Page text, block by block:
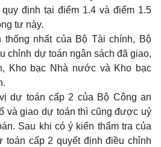
định tại điểm 1.4 và điểm 1.5
tư này.
nhất của Bộ Tài chính, Bộ
chỉnh dự toán ngân sách đã giao,
Kho bạc Nhà nước và Kho bạc
dự toán cấp 2 của Bộ Công an
và giao dự toán thì cũng được uỷ
Sau khi có ý kiến thẩm tra của
toán cấp 2 quyết định điều chỉnh